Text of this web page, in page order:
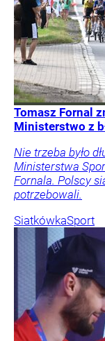
Tomasz Fornal
Ministerstwo z
Nie trzeba było
Ministerstwa
Fornala. Polscy
potrzebowali.
SiatkówkaSport